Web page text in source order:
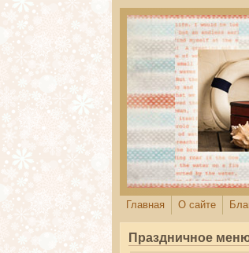
Перейти к основному содержанию
Главная О сайте
Праздничное